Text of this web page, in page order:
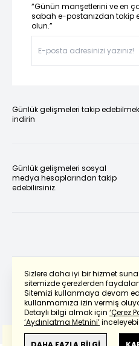
Sizlere daha iyi bir hizmet
sitemizde çerezlerden
Sitemizi kullanmaya devam
kullanmamıza izin vermiş
Detaylı bilgi almak için ‘Çerez
‘Aydınlatma Metnini’
“Günün manşetlerini ve en
sabah e-postanızdan takip
olun.”
Günlük gelişmeleri takip
indirin
Günlük gelişmeleri sosyal
medya hesaplarından takip
edebilirsiniz.
Powered by
Bu çevirideGoogle Translete
Anlam ve çeviri hatalarından